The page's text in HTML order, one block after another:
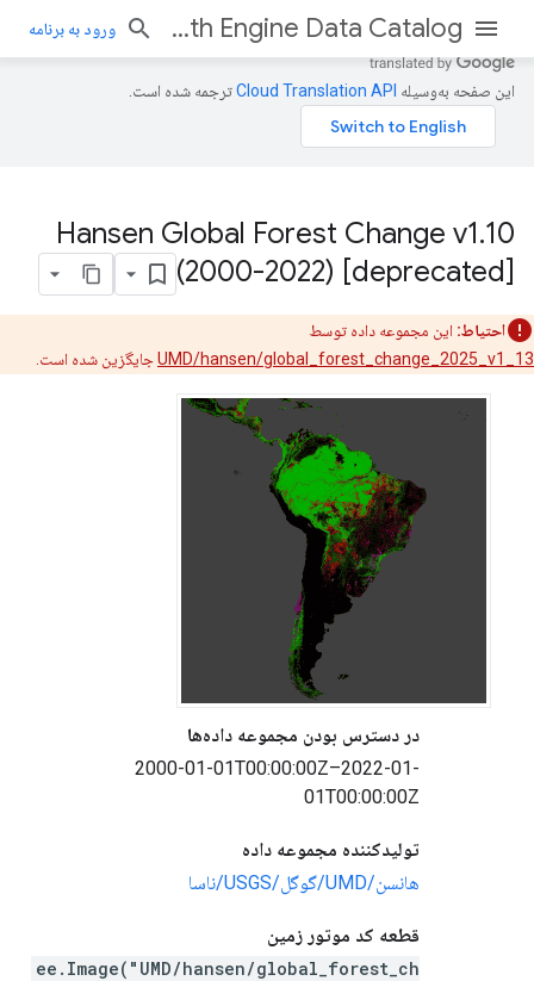
Earth Engine Data Catalog ورود به برنامه
این صفحه به‌وسیله ترجمه شده است.
Hansen Global Forest Change v1.10
(2000-2022) [deprecated]
احتیاط: این مجموعه داده توسط
UMD/hansen/global_forest_change_2025_v1_13جایگزین شده است.
در دسترس بودن مجموعه داده‌ها
2000-01-01T00:00:00Z–2022-01-
01T00:00:00Z
تولیدکننده مجموعه داده
هانسن/UMD/گوگل/USGS/ناسا
قطعه کد موتور زمین
ee.Image("UMD/hansen/global_forest_ch